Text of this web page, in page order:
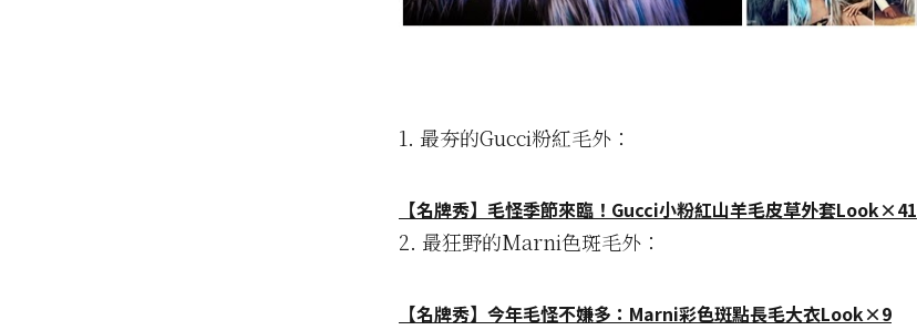
1. 最夯的Gucci粉紅毛外：
【名牌秀】毛怪季節來臨！Gucci小粉紅山羊毛皮草外套Look×41
2. 最狂野的Marni色斑毛外：
【名牌秀】今年毛怪不嫌多：Marni彩色斑點長毛大衣Look×9